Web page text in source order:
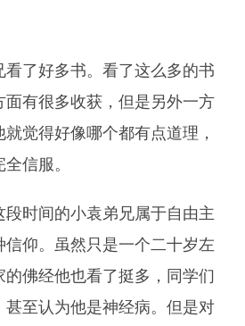
看了好多书。看了这么多的书
面有很多收获，但是另外一方
觉得好像哪个都有点道理，
信服。
时间的小袁弟兄属于自由主
信仰。虽然只是一个二十岁左
佛经他也看了挺多，同学们
甚至认为他是神经病。但是对